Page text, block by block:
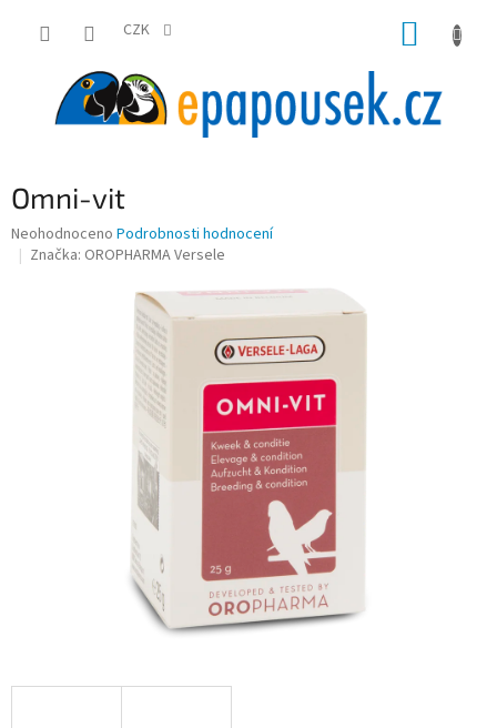
CZK
Omni-vit
Průměrné
hodnocení
Neohodnoceno Podrobnosti hodnocení
Značka: OROPHARMA Versele